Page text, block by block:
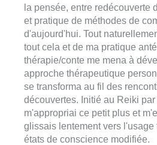
la pensée, entre redécouverte
et pratique de méthodes de
d'aujourd'hui. Tout
tout cela et de ma pratique
thérapie/conte me mena à
approche thérapeutique
se transforma au fil des
découvertes. Initié au Reiki
m'appropriai ce petit plus et
glissais lentement vers
états de conscience modifiée.